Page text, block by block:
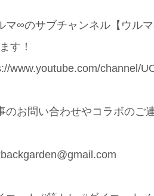
マ∞のサブチャンネル【ウル
す！
www.youtube.com/channel/
のお問い合わせやコラボのご